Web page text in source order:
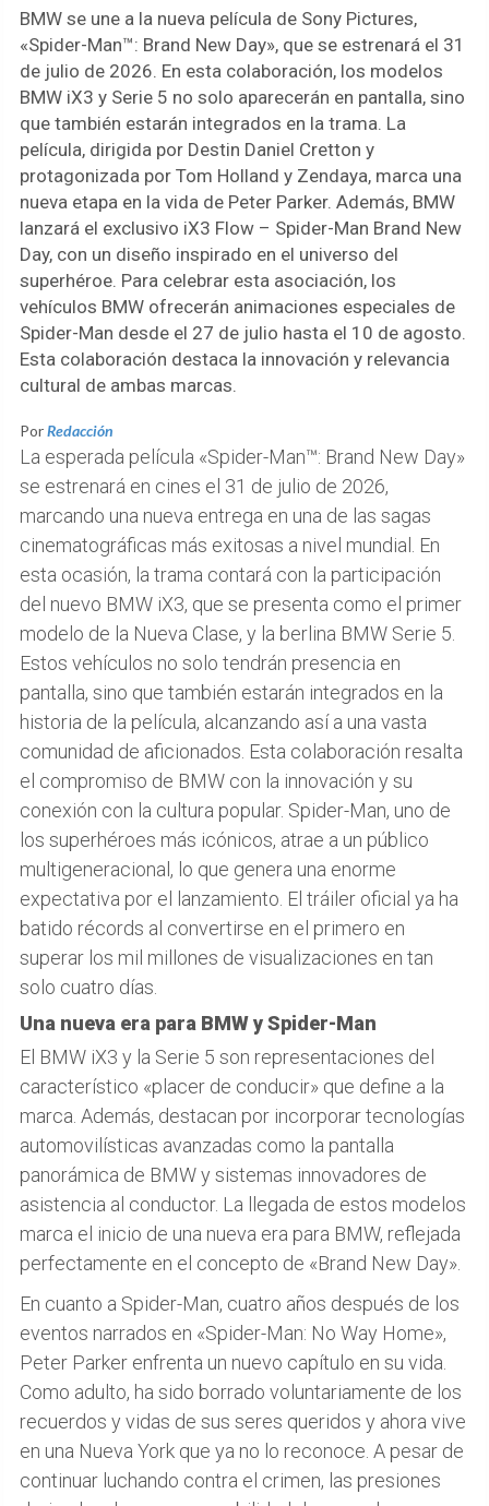
BMW se une a la nueva película de Sony Pictures,
«Spider-Man™: Brand New Day», que se estrenará el 31
de julio de 2026. En esta colaboración, los modelos
BMW iX3 y Serie 5 no solo aparecerán en pantalla, sino
que también estarán integrados en la trama. La
película, dirigida por Destin Daniel Cretton y
protagonizada por Tom Holland y Zendaya, marca una
nueva etapa en la vida de Peter Parker. Además, BMW
lanzará el exclusivo iX3 Flow – Spider-Man Brand New
Day, con un diseño inspirado en el universo del
superhéroe. Para celebrar esta asociación, los
vehículos BMW ofrecerán animaciones especiales de
Spider-Man desde el 27 de julio hasta el 10 de agosto.
Esta colaboración destaca la innovación y relevancia
cultural de ambas marcas.
PorRedacción
La esperada película «Spider-Man™: Brand New Day»
se estrenará en cines el 31 de julio de 2026,
marcando una nueva entrega en una de las sagas
cinematográficas más exitosas a nivel mundial. En
esta ocasión, la trama contará con la participación
del nuevo BMW iX3, que se presenta como el primer
modelo de la Nueva Clase, y la berlina BMW Serie 5.
Estos vehículos no solo tendrán presencia en
pantalla, sino que también estarán integrados en la
historia de la película, alcanzando así a una vasta
comunidad de aficionados. Esta colaboración resalta
el compromiso de BMW con la innovación y su
conexión con la cultura popular. Spider-Man, uno de
los superhéroes más icónicos, atrae a un público
multigeneracional, lo que genera una enorme
expectativa por el lanzamiento. El tráiler oficial ya ha
batido récords al convertirse en el primero en
superar los mil millones de visualizaciones en tan
solo cuatro días.
Una nueva era para BMW y Spider-Man
El BMW iX3 y la Serie 5 son representaciones del
característico «placer de conducir» que define a la
marca. Además, destacan por incorporar tecnologías
automovilísticas avanzadas como la pantalla
panorámica de BMW y sistemas innovadores de
asistencia al conductor. La llegada de estos modelos
marca el inicio de una nueva era para BMW, reflejada
perfectamente en el concepto de «Brand New Day».
En cuanto a Spider-Man, cuatro años después de los
eventos narrados en «Spider-Man: No Way Home»,
Peter Parker enfrenta un nuevo capítulo en su vida.
Como adulto, ha sido borrado voluntariamente de los
recuerdos y vidas de sus seres queridos y ahora vive
en una Nueva York que ya no lo reconoce. A pesar de
continuar luchando contra el crimen, las presiones